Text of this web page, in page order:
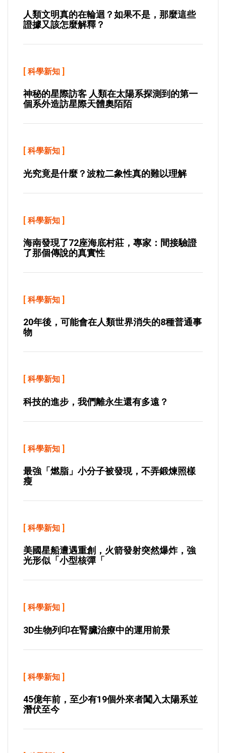
人類文明真的在輪迴？如果不是，那麼這些
證據又該怎麼解釋？
[ 科學新知 ]
神秘的星際訪客 人類在太陽系探測到的第一
個系外造訪星際天體奧陌陌
[ 科學新知 ]
光究竟是什麼？波粒二象性真的難以理解
[ 科學新知 ]
海南發現了72座海底村莊，專家：間接驗證
了那個傳說的真實性
[ 科學新知 ]
20年後，可能會在人類世界消失的8種普通事
物
[ 科學新知 ]
科技的進步，我們離永生還有多遠？
[ 科學新知 ]
最強「燃脂」小分子被發現，不弄鍛煉照樣
瘦
[ 科學新知 ]
美國星船遭遇重創，火箭發射突然爆炸，強
光形似「小型核彈「
[ 科學新知 ]
3D生物列印在腎臟治療中的運用前景
[ 科學新知 ]
45億年前，至少有19個外來者闖入太陽系並
潛伏至今